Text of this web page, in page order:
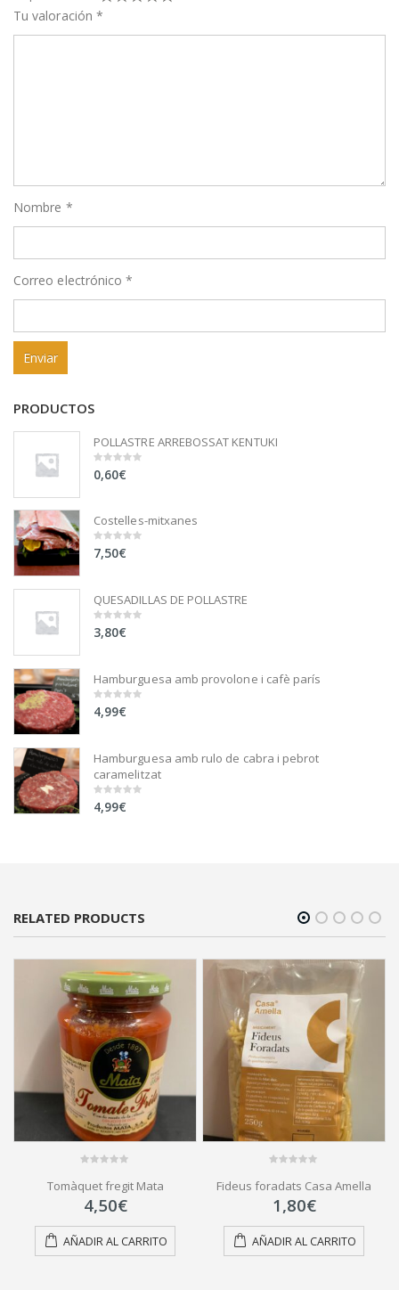
Tu valoración *
Nombre *
Correo electrónico*
PRODUCTOS
POLLASTRE ARREBOSSAT KENTUKI
0
out
0,60€
Costelles-mitxanes
0
out
7,50€
QUESADILLAS DE POLLASTRE
0
out
3,80€
Hamburguesa amb provolone i cafè parís
0
out
4,99€
Hamburguesa amb rulo de cabra i pebrot
caramelitzat
0
out
4,99€
RELATED PRODUCTS
out
of
5
Tomàquet fregit Mata
4,50€
AÑADIR AL CARRITO
out
5
Fideus foradats Casa Amella
1,80€
AÑADIR AL CARRITO